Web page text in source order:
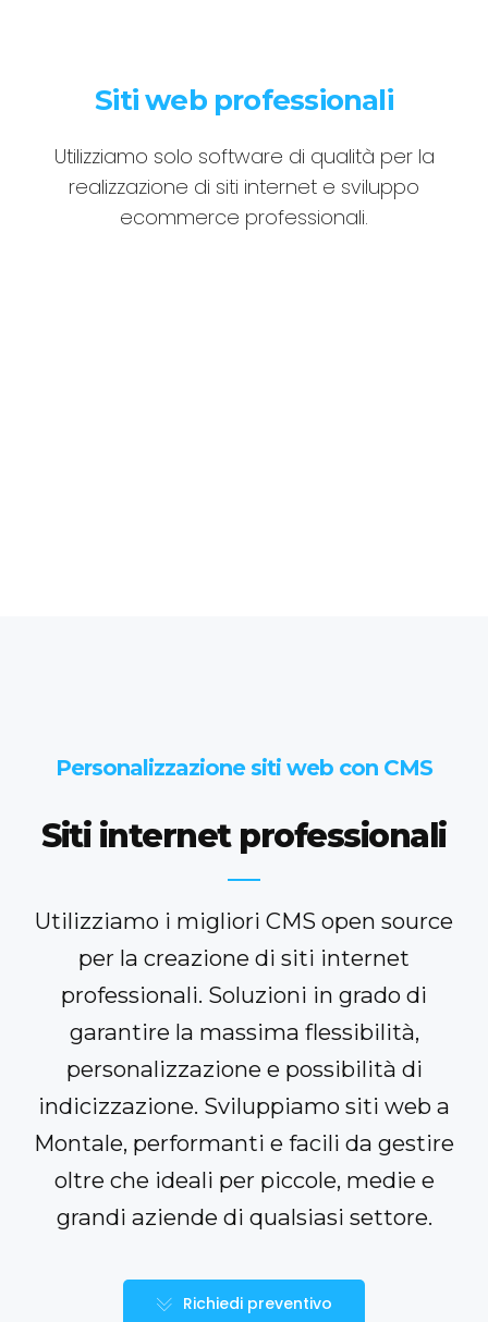
Siti web professionali
Utilizziamo solo software di qualità per la
realizzazione di siti internet e sviluppo
ecommerce professionali.
Personalizzazione siti web con CMS
Siti internet professionali
Utilizziamo i migliori CMS open source
per la creazione di siti internet
professionali. Soluzioni in grado di
garantire la massima flessibilità,
personalizzazione e possibilità di
indicizzazione. Sviluppiamo siti web a
Montale, performanti e facili da gestire
oltre che ideali per piccole, medie e
grandi aziende di qualsiasi settore.
Richiedi preventivo